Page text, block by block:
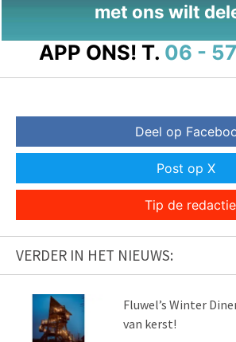
met ons wilt
APP ONS! T. 06 -
Deel op
Post op X
Tip de redactie
VERDER IN HET NIEUWS:
Fluwel’s Winter
van kerst!